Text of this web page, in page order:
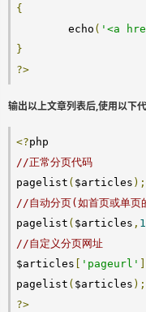
{
	echo
( '<a
}
?>
输出以上文章列表后,使用以下
<?
//正常分页代码
pagelist ( $articles );
//自动分页(如首页或单页
pagelist ( $articles , 1
//自定义分页网址
$articles
'pageurl'
pagelist ( $articles );
?>